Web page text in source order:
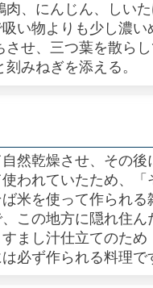
、にんじん、しい
い物よりも少し濃い
せ、三つ葉を散らし
みねぎを添える。
然乾燥させ、その
われていたため、「
米を使って作られる
この地方に隠れ住
まし汁仕立てのた
必ず作られる料理で